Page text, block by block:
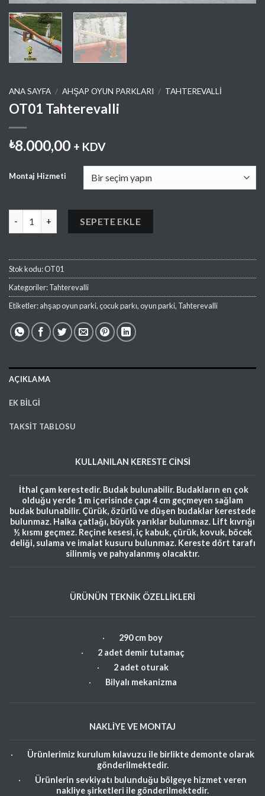
ANA SAYFA / AHŞAP OYUN PARKLARI / TAHTEREVALLI
OT01 Tahterevalli
₺8.000,00 + KDV
Montaj Hizmeti
SEPETE EKLE
Stok kodu:OT01
Kategoriler:Tahterevalli
Etiketler:ahşap oyun parki,çocuk parkı,oyun parki, Tahterevalli
AÇIKLAMA
EK BILGI
TAKSIT TABLOSU
KULLANILAN KERESTE CİNSİ
İthal çam kerestedir. Budak bulunabilir. Budakların en çok
olduğu yerde 1 m içerisinde çapı 4 cm geçmeyen sağlam
budak bulunabilir. Çürük, özürlü ve düşen budaklar kerestede
bulunmaz. Halka çatlağı, büyük yarıklar bulunmaz. Lift kıvrığı
½ kısmı geçmez. Reçine kesesi, iç kabuk, çürük, kovuk, böcek
deliği, sulama ve imalat kusuru bulunmaz. Kereste dört tarafı
silinmiş ve pahyalanmış olacaktır.
ÜRÜNÜN TEKNİK ÖZELLİKLERİ
· 290 cm boy
· 2 adet demir tutamaç
· 2 adet oturak
· Bilyalı mekanizma
NAKLİYE VE MONTAJ
· Ürünlerimiz kurulum kılavuzu ile birlikte demonte olarak
gönderilmektedir.
· Ürünlerin sevkiyatı bulunduğu bölgeye hizmet veren
nakliye şirketleri ile gönderilmektedir.